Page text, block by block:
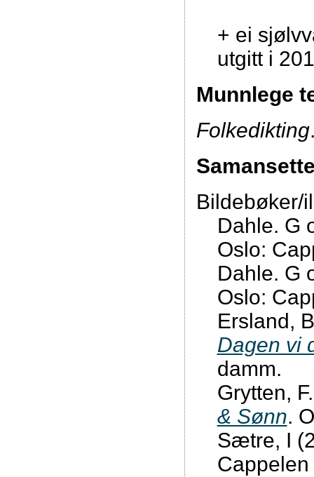
+ ei
utgitt i
Munnlege
Folkedikting
Bildebøker/
Dahle. G
Oslo:
Dahle. G
Oslo:
Ersland,
Dagen vi
damm.
Grytten,
& Sønn.
Sætre, I